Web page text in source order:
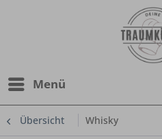
Menü
Übersicht Whisky